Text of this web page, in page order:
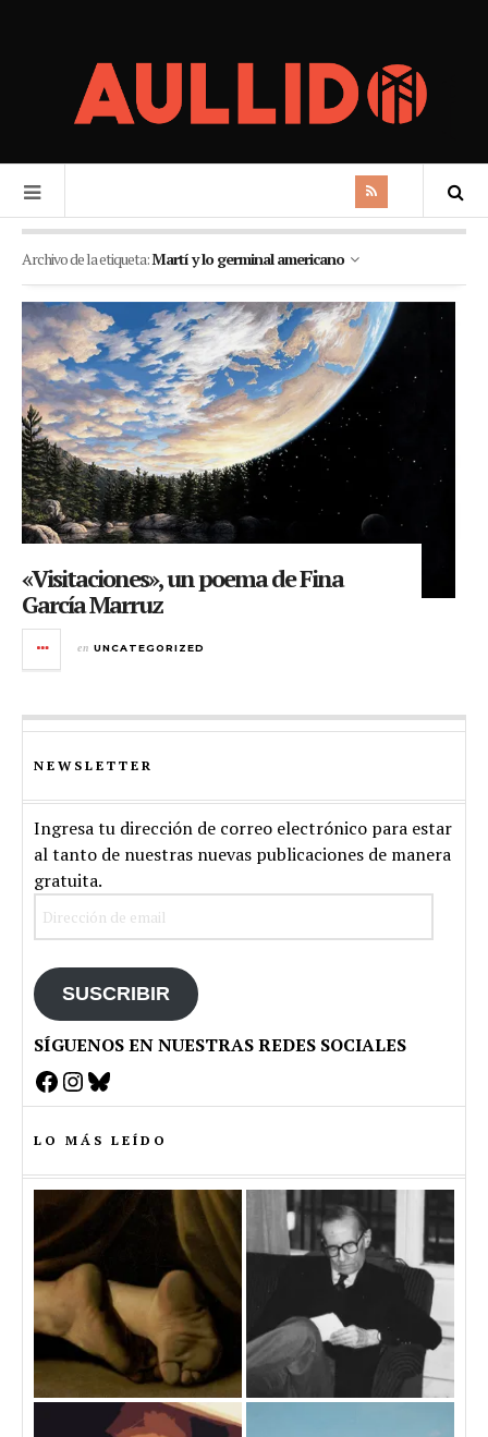
Archivo de la etiqueta:Martí y lo germinal americano
«Visitaciones», un poema de Fina
García Marruz
en UNCATEGORIZED
NEWSLETTER
Ingresa tu dirección de correo electrónico para estar
al tanto de nuestras nuevas publicaciones de manera
gratuita.
SUSCRIBIR
SÍGUENOS EN NUESTRAS REDES SOCIALES
Facebook
Instagram
Bluesky
LO MÁS LEÍDO